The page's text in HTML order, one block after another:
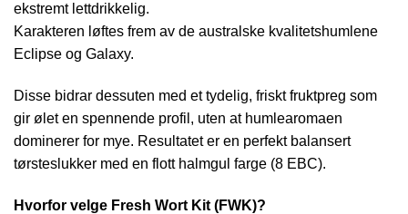
ekstremt lettdrikkelig.
Karakteren løftes frem av de australske kvalitetshumlene
Eclipse og Galaxy.
Disse bidrar dessuten med et tydelig, friskt fruktpreg som
gir ølet en spennende profil, uten at humlearomaen
dominerer for mye. Resultatet er en perfekt balansert
tørsteslukker med en flott halmgul farge (8 EBC).
Hvorfor velge Fresh Wort Kit (FWK)?